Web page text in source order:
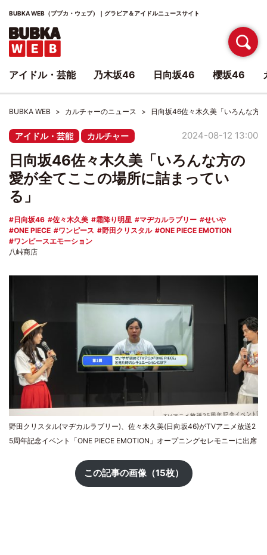
BUBKA WEB（ブブカ・ウェブ）｜グラビア＆アイドルニュースサイト
BUBKA WEB カルチャーのニュース 日向坂46佐々木久美「いろんな方
アイドル・芸能 カルチャー 2024-08-12 13:00
日向坂46佐々木久美「いろんな方の
愛が全てここの場所に詰まってい
る」
日向坂46 佐々木久美 霜降り明星 マヂカルラブリー
せいや
ONE PIECE
ワンピース 野田クリスタル
ONE PIECE EMOTION
ワンピースエモーション
八峠商店
野田クリスタル(マヂカルラブリー)、佐々木久美(日向坂46)がTVアニメ放送2
5周年記念イベント「ONE PIECE EMOTION」オープニングセレモニーに出席
この記事の画像（15枚）
アイドル・芸能 乃木坂46 日向坂46 櫻坂46